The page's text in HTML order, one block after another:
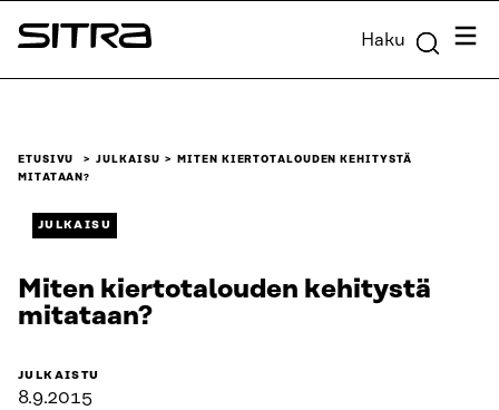
Siirry
suoraan
Sitra Haku
ETUSIVU JULKAISU
MITEN KIERTOTALOUDEN KEHITYSTÄ
MITATAAN?
JULKAISU
Miten kiertotalouden kehitystä
mitataan?
JULKAISTU
8.9.2015